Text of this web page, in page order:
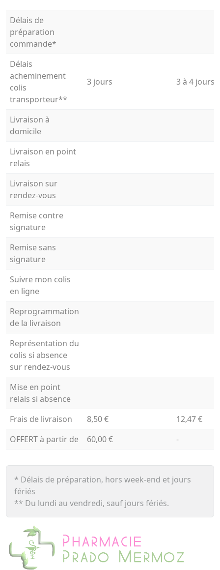
Délais de
préparation
commande*
Délais
acheminement
colis
transporteur**
3 jours 3 à 4 jours
Livraison à
domicile
Livraison en point
relais
Livraison sur
rendez-vous
Remise contre
signature
Remise sans
signature
Suivre mon colis
en ligne
Reprogrammation
de la livraison
Représentation du
colis si absence
sur rendez-vous
Mise en point
relais si absence
Frais de livraison
8,50 €
12,47 €
OFFERT à partir de
60,00 € -
* Délais de préparation, hors week-end et jours
fériés
** Du lundi au vendredi, sauf jours fériés.